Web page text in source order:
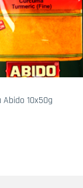
Abido 10x50g